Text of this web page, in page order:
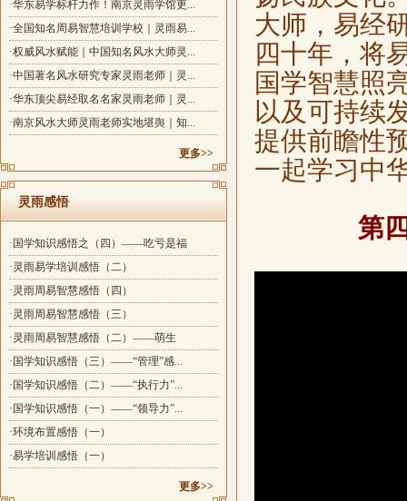
·华东易学标杆力作！南京灵雨学馆更...
·全国知名周易智慧培训学校｜灵雨易...
·权威风水赋能｜中国知名风水大师灵...
·中国著名风水研究专家灵雨老师｜灵...
·华东顶尖易经取名名家灵雨老师｜灵...
·南京风水大师灵雨老师实地堪舆｜知...
更多>>
灵雨感悟
·国学知识感悟之（四）——吃亏是福
·灵雨易学培训感悟（二）
·灵雨周易智慧感悟（四）
·灵雨周易智慧感悟（三）
·灵雨周易智慧感悟（二）——萌生
·国学知识感悟（三）——“管理”感...
·国学知识感悟（二）——“执行力”...
·国学知识感悟（一）——“领导力”...
·环境布置感悟（一）
·易学培训感悟（一）
更多>>
大师，易经
四十年，将
国学智慧照
以及可持续
提供前瞻性
一起学习中
第